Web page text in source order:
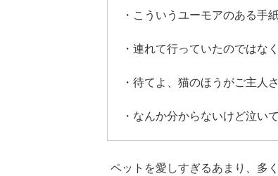
・こういうユーモアのある手
・連れて行っていたのではな
・待てよ、猫のほうがご主人
・なんか分からないけど泣い
ペットを愛しすぎるあまり、多